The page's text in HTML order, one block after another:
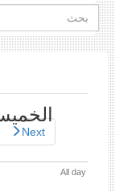
استمارة
البحث
الأساسية
Next
All day